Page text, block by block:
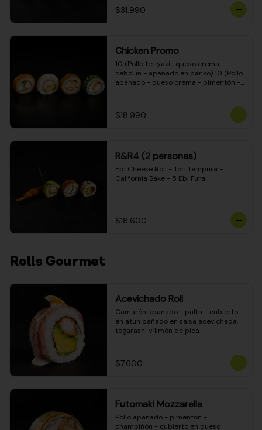
envuelto en queso crema) 10
(Camarón - queso crema - cebollín -
teriyaki - queso crema - cebollín -
envuelto en masa tempura) 10
(Pimentón - queso crema - cebollín -
envuelto en masa tempura)
$31.990
Chicken Promo
10 (Pollo teriyaki -queso crema -
cebollín - apanado en panko) 10 (Pollo
apanado - queso crema - pimentón -
ciboulette) 10 (Pollo teriyaki - palta -
envuelto en queso crema)
$18.990
R&R4 (2 personas)
Ebi Cheese Roll - Tori Tempura -
California Sake - 5 Ebi Furai
$18.600
Rolls Gourmet
Acevichado Roll
Camarón apanado - palta - cubierto
en atún bañado en salsa acevichada,
togarashi y limón de pica
$7.600
Futomaki Mozzarella
Pollo apanado - pimentón -
champiñón - cubierto en queso